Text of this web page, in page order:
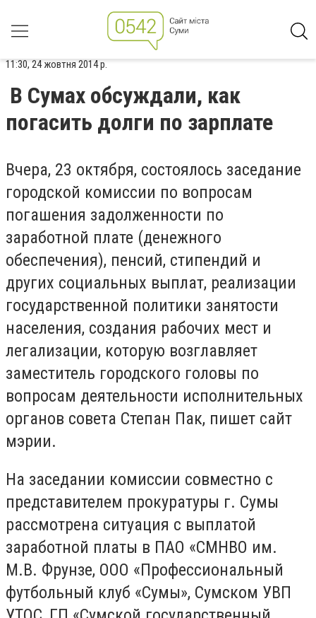
11:30, 24 жовтня 2014 р.
В Сумах обсуждали, как
погасить долги по зарплате
Вчера, 23 октября, состоялось заседание
городской комиссии по вопросам
погашения задолженности по
заработной плате (денежного
обеспечения), пенсий, стипендий и
других социальных выплат, реализации
государственной политики занятости
населения, создания рабочих мест и
легализации, которую возглавляет
заместитель городского головы по
вопросам деятельности исполнительных
органов совета Степан Пак, пишет сайт
мэрии.
На заседании комиссии совместно с
представителем прокуратуры г. Сумы
рассмотрена ситуация с выплатой
заработной платы в ПАО «СМНВО им.
М.В. Фрунзе, ООО «Профессиональный
футбольный клуб «Сумы», Сумском УВП